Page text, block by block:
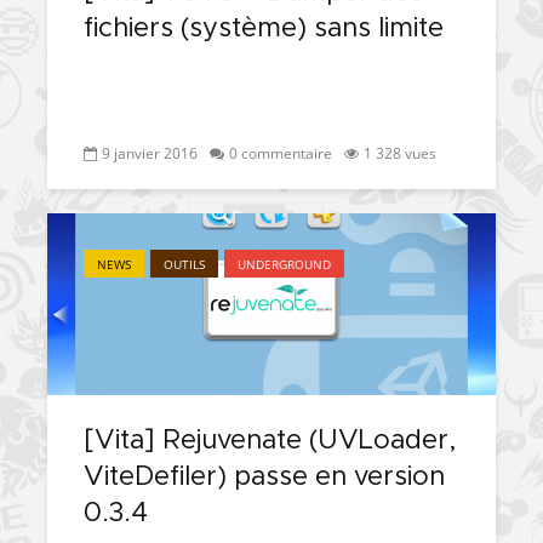
fichiers (système) sans limite
9 janvier 2016 0 commentaire 1 328 vues
NEWS OUTILS UNDERGROUND
[Vita] Rejuvenate (UVLoader,
ViteDefiler) passe en version
0.3.4